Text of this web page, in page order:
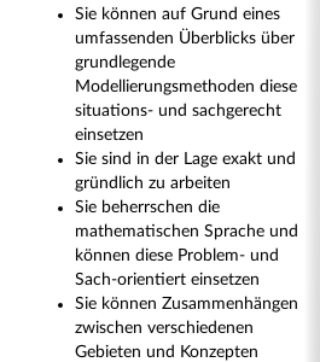
Sie können auf Grund eines
umfassenden Überblicks über
grundlegende
Modellierungsmethoden diese
situations- und sachgerecht
einsetzen
Sie sind in der Lage exakt und
gründlich zu arbeiten
Sie beherrschen die
mathematischen Sprache und
können diese Problem- und
Sach-orientiert einsetzen
Sie können Zusammenhängen
zwischen verschiedenen
Gebieten und Konzepten